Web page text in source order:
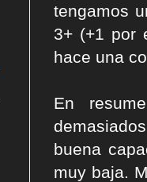
tengamos
3+ (+1 por
hace una
En
buena
muy baja.